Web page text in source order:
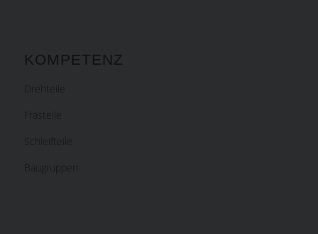
KOMPETENZ
Drehteile
Frästeile
Schleifteile
Baugruppen